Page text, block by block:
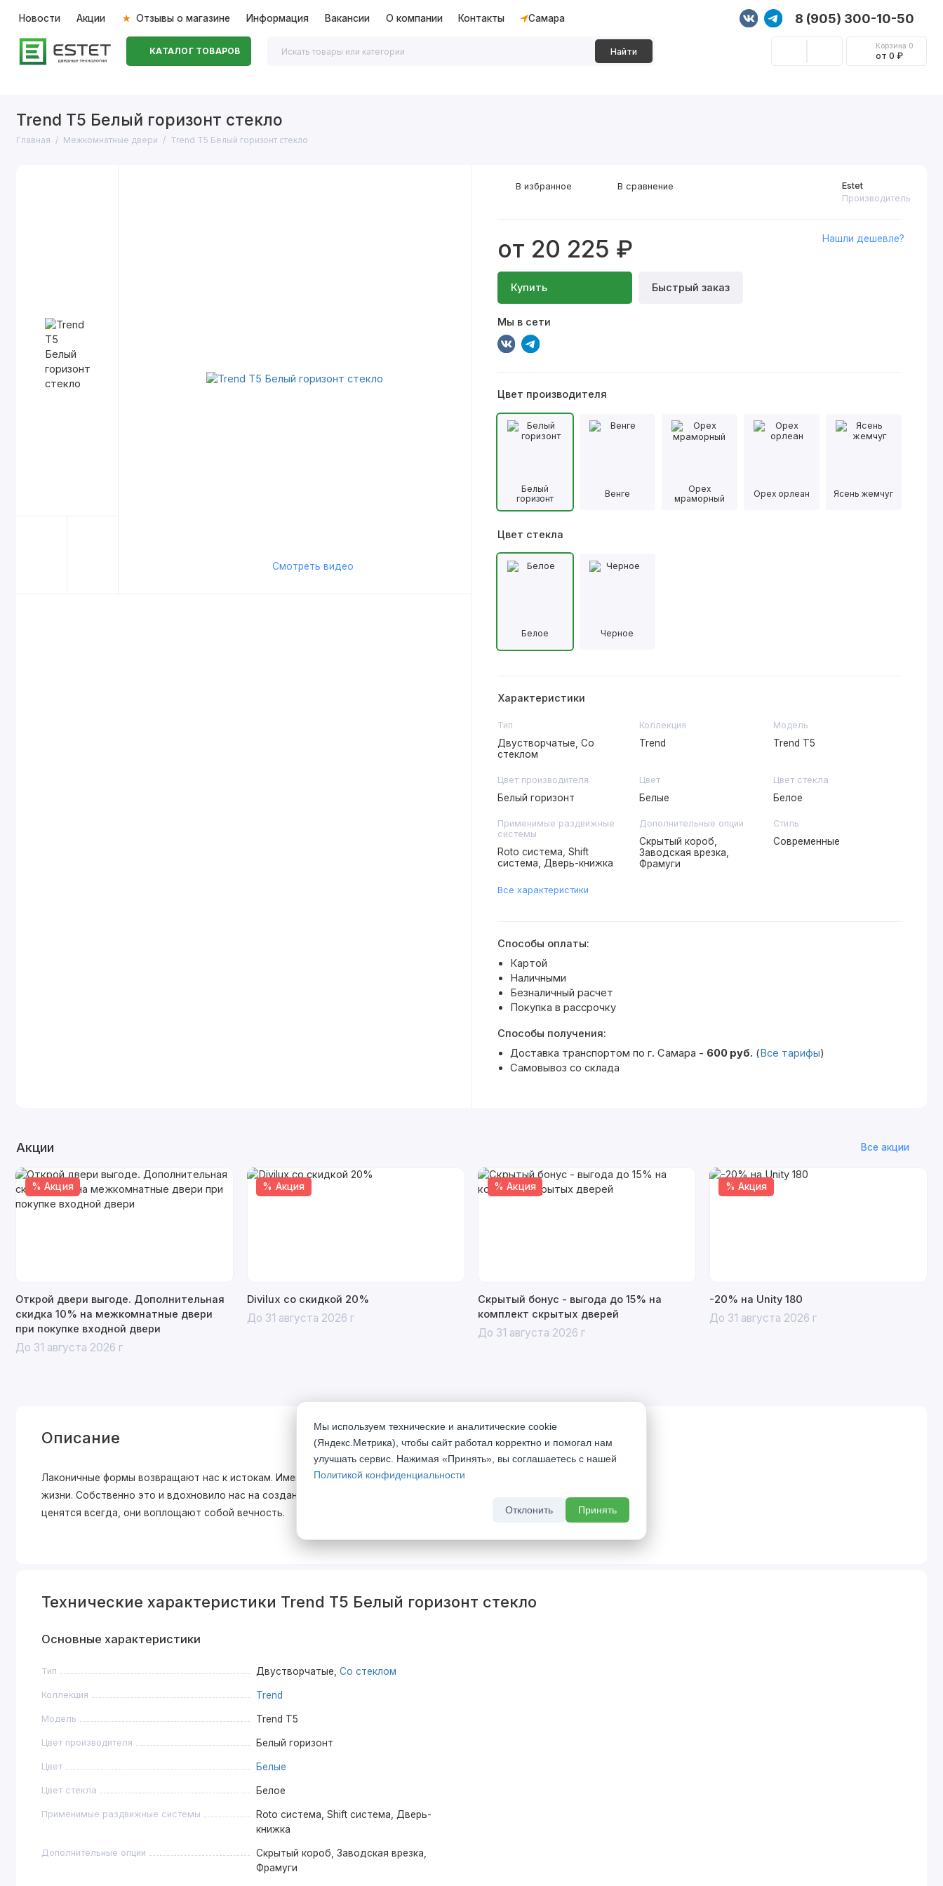
Новости Акции Отзывы о магазине Информация Вакансии О компании Контакты Самара 8 (905) 300-10-50
КАТАЛОГ ТОВАРОВ Найти
Корзина 0
от 0 ₽
Trend T5 Белый горизонт стекло
Главная Межкомнатные двери Trend T5 Белый горизонт стекло
Смотреть видео
Estet
Производитель
от 20 225 ₽
Купить Быстрый заказ
Нашли дешевле?
Мы в сети
В избранное В сравнение
Цвет производителя
Белый
горизонт
Венге
Орех
мраморный
Орех орлеан Ясень жемчуг
Цвет стекла
Белое Черное
Характеристики
Тип
Двустворчатые, Со
стеклом
Коллекция
Trend
Модель
Trend T5
Цвет производителя
Белый горизонт
Цвет
Белые
Цвет стекла
Белое
Применимые раздвижные
системы
Roto система, Shift
система, Дверь-книжка
Дополнительные опции
Скрытый короб,
Заводская врезка,
Фрамуги
Стиль
Современные
Все характеристики
Способы оплаты:
Картой
Наличными
Безналичный расчет
Покупка в рассрочку
Способы получения:
Доставка транспортом по г. Самара - 600 руб. (Все тарифы)
Самовывоз со склада
Акции Все акции
% Акция
Открой двери выгоде. Дополнительная
скидка 10% на межкомнатные двери
при покупке входной двери
До 31 августа 2026 г
% Акция
Divilux со скидкой 20%
До 31 августа 2026 г
% Акция
Скрытый бонус - выгода до 15% на
комплект скрытых дверей
До 31 августа 2026 г
% Акция
-20% на Unity 180
До 31 августа 2026 г
Описание
Лаконичные формы возвращают нас к истокам. Именно истоки питают всё то великое, что происходит в нашей
жизни. Собственно это и вдохновило нас на создание коллекции «TREND». Хорошо понятные формы «TREND»
ценятся всегда, они воплощают собой вечность.
Технические характеристики Trend T5 Белый горизонт стекло
Основные характеристики
Тип Двустворчатые, Со стеклом
Коллекция Trend
Модель Trend T5
Цвет производителя Белый горизонт
Цвет Белые
Цвет стекла Белое
Применимые раздвижные системы
Roto система, Shift система, Дверь-
книжка
Дополнительные опции
Скрытый короб, Заводская врезка,
Фрамуги
Мы используем технические и аналитические cookie
(Яндекс.Метрика), чтобы сайт работал корректно и помогал нам
улучшать сервис. Нажимая «Принять», вы соглашаетесь с нашей
Политикой конфиденциальности
Отклонить Принять